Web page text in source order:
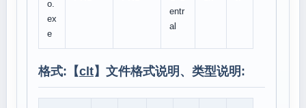
o.
ex
e
entr
al
格式:【clt】文件格式说明、类型说明: